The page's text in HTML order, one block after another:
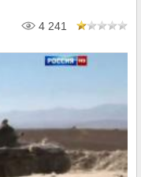
4 241